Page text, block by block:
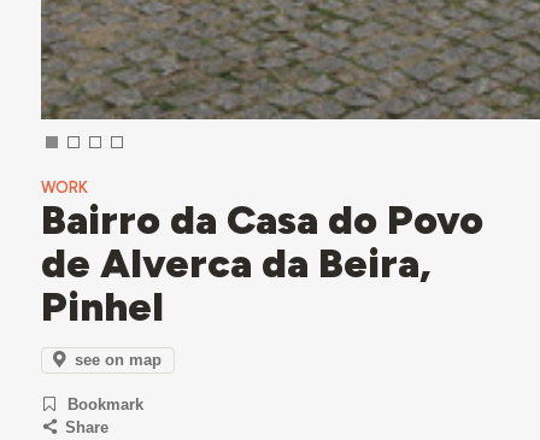
WORK
Bairro da Casa do Povo
de Alverca da Beira,
Pinhel
see on map
Bookmark
Share